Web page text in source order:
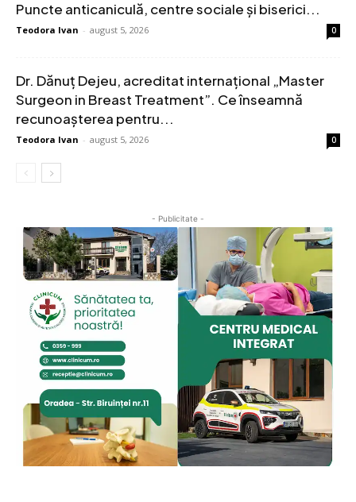
Puncte anticaniculă, centre sociale și biserici...
Teodora Ivan - august 5, 2026 0
Dr. Dănuț Dejeu, acreditat internațional „Master
Surgeon in Breast Treatment”. Ce înseamnă
recunoașterea pentru...
Teodora Ivan - august 5, 2026 0
- Publicitate -